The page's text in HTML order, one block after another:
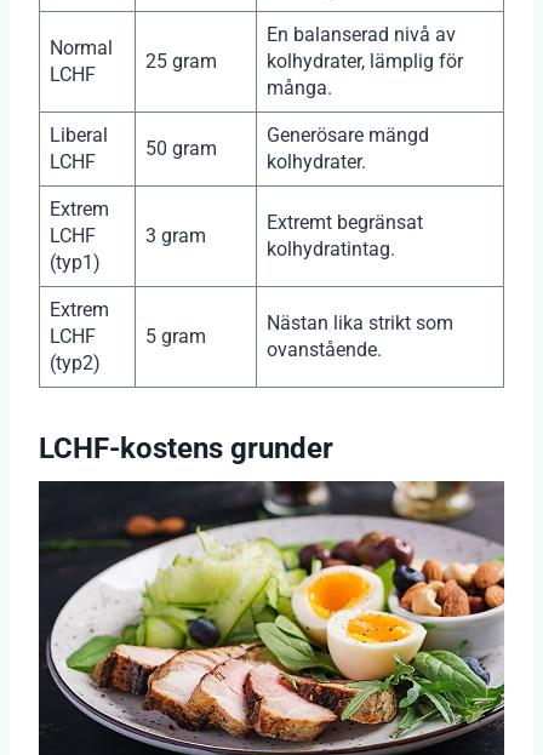
Normal
LCHF
25 gram
En balanserad nivå av
kolhydrater, lämplig för
många.
Liberal
LCHF
50 gram
Generösare mängd
kolhydrater.
Extrem
LCHF
(typ1)
3 gram
Extremt begränsat
kolhydratintag.
Extrem
LCHF
(typ2)
5 gram
Nästan lika strikt som
ovanstående.
LCHF-kostens grunder